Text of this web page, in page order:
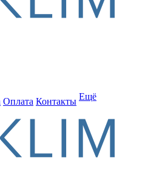
Оплата Контакты Ещё